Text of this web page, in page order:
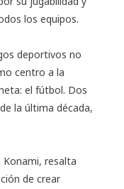
los equipos.
deportivos no
centro a la
el fútbol. Dos
la última década,
Konami, resalta
de crear